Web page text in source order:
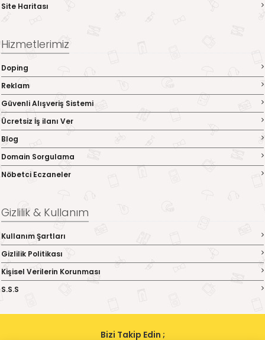
Site Haritası
Hizmetlerimiz
Doping
Reklam
Güvenli Alışveriş Sistemi
Ücretsiz İş ilanı Ver
Blog
Domain Sorgulama
Nöbetci Eczaneler
Gizlilik & Kullanım
Kullanım Şartları
Gizlilik Politikası
Kişisel Verilerin Korunması
S.S.S
Bizi Takip Edin ;